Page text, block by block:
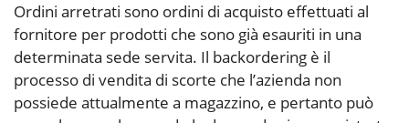
Ordini arretrati sono ordini di acquisto effettuati al
fornitore per prodotti che sono già esauriti in una
determinata sede servita. Il backordering è il
processo di vendita di scorte che l’azienda non
possiede attualmente a magazzino, e pertanto può